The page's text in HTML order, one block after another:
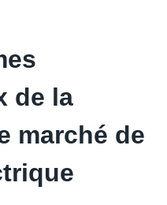
de la
marché de